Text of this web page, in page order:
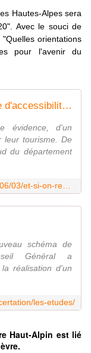
Hautes-Alpes sera
Avec le souci de
"Quelles orientations
pour l'avenir du
Et si on réglait enfin notre problème d'accessibilité ?
évidence, d'un
leur tourisme. De
du département
schéma de
Général a
réalisation d'un
les-etudes/
Haut-Alpin est lié